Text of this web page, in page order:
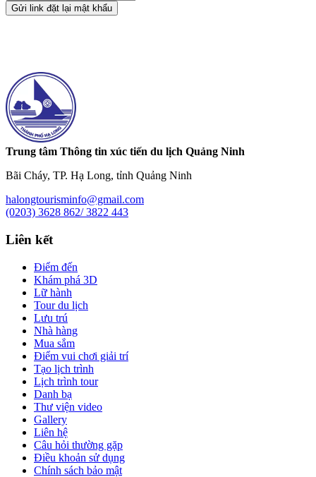
Gửi link đặt lại mật khẩu
Trung tâm Thông tin xúc tiến du lịch Quảng Ninh
Bãi Cháy, TP. Hạ Long, tỉnh Quảng Ninh
halongtourisminfo@gmail.com
(0203) 3628 862/ 3822 443
Liên kết
Điểm đến
Khám phá 3D
Lữ hành
Tour du lịch
Lưu trú
Nhà hàng
Mua sắm
Điểm vui chơi giải trí
Tạo lịch trình
Lịch trình tour
Danh bạ
Thư viện video
Gallery
Liên hệ
Câu hỏi thường gặp
Điều khoản sử dụng
Chính sách bảo mật